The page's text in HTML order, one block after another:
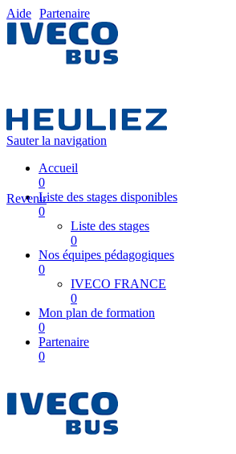
Aide Partenaire
Sauter la navigation
Accueil
0
Liste des stages disponibles
0
Liste des stages
0
Nos équipes pédagogiques
0
IVECO FRANCE
0
Mon plan de formation
0
Partenaire
0
Revenir